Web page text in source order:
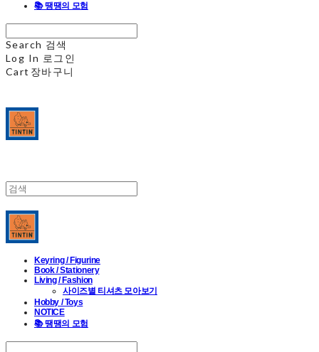
📚 땡땡의 모험
Search 검색
Log In 로그인
Cart 장바구니
Keyring / Figurine
Book / Stationery
Living / Fashion
사이즈별 티셔츠 모아보기
Hobby / Toys
NOTICE
📚 땡땡의 모험